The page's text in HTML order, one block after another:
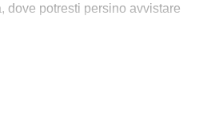
dove potresti persino avvistare
ara rosse e molto altro.